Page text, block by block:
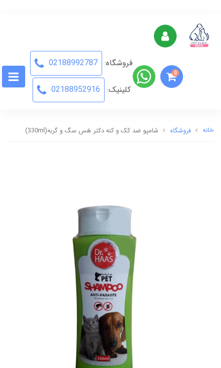
0
فروشگاه: 02188992787
کلینیک: 02188952916
خانه فروشگاه شامپو ضد کک و کنه دکتر هَس سگ و گربه(330ml)